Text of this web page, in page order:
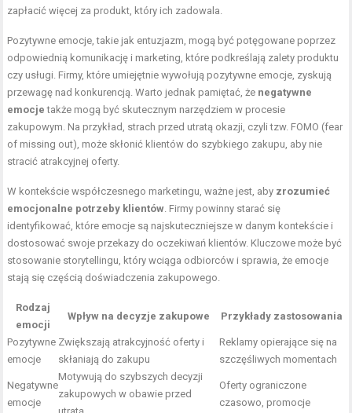
zapłacić więcej za produkt, który ich zadowala.
Pozytywne emocje, takie jak entuzjazm, mogą być potęgowane poprzez
odpowiednią komunikację i marketing, które podkreślają zalety produktu
czy usługi. Firmy, które umiejętnie wywołują pozytywne emocje, zyskują
przewagę nad konkurencją. Warto jednak pamiętać, że negatywne
emocje także mogą być skutecznym narzędziem w procesie
zakupowym. Na przykład, strach przed utratą okazji, czyli tzw. FOMO (fear
of missing out), może skłonić klientów do szybkiego zakupu, aby nie
stracić atrakcyjnej oferty.
W kontekście współczesnego marketingu, ważne jest, aby zrozumieć
emocjonalne potrzeby klientów . Firmy powinny starać się
identyfikować, które emocje są najskuteczniejsze w danym kontekście i
dostosować swoje przekazy do oczekiwań klientów. Kluczowe może być
stosowanie storytellingu, który wciąga odbiorców i sprawia, że emocje
stają się częścią doświadczenia zakupowego.
Rodzaj
emocji
Wpływ na decyzje zakupowe Przykłady zastosowania
Pozytywne
emocje
Zwiększają atrakcyjność oferty i
skłaniają do zakupu
Reklamy opierające się na
szczęśliwych momentach
Negatywne
emocje
Motywują do szybszych decyzji
zakupowych w obawie przed
Oferty ograniczone
czasowo, promocje